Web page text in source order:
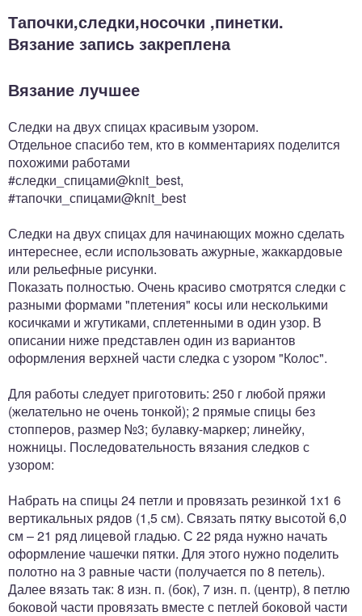
Тапочки,следки,носочки ,пинетки.
Вязание запись закреплена
Вязание лучшее
Следки на двух спицах красивым узором.
Отдельное спасибо тем, кто в комментариях поделится
похожими работами
#следки_спицами@knit_best,
#тапочки_спицами@knit_best
Следки на двух спицах для начинающих можно сделать
интереснее, если использовать ажурные, жаккардовые
или рельефные рисунки.
Показать полностью. Очень красиво смотрятся следки с
разными формами "плетения" косы или несколькими
косичками и жгутиками, сплетенными в один узор. В
описании ниже представлен один из вариантов
оформления верхней части следка с узором "Колос".
Для работы следует приготовить: 250 г любой пряжи
(желательно не очень тонкой); 2 прямые спицы без
стопперов, размер №3; булавку-маркер; линейку,
ножницы. Последовательность вязания следков с
узором:
Набрать на спицы 24 петли и провязать резинкой 1х1 6
вертикальных рядов (1,5 см). Связать пятку высотой 6,0
см – 21 ряд лицевой гладью. С 22 ряда нужно начать
оформление чашечки пятки. Для этого нужно поделить
полотно на 3 равные части (получается по 8 петель).
Далее вязать так: 8 изн. п. (бок), 7 изн. п. (центр), 8 петлю
боковой части провязать вместе с петлей боковой части